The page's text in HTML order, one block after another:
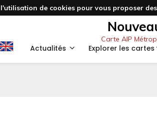
de cookies pour vous proposer
Carte AIP
Actualités Explorer les cartes